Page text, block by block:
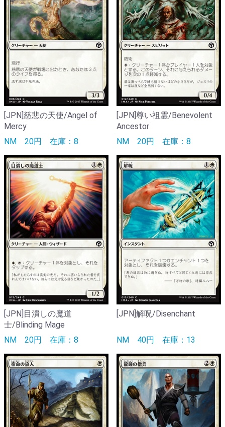
[JPN]慈悲の天使/Angel of
Mercy
NM 20円 在庫：8
[JPN]尊い祖霊/Benevolent
Ancestor
NM 20円 在庫：8
[JPN]目潰しの魔道
士/Blinding Mage
NM 20円 在庫：8
[JPN]解呪/Disenchant
NM 40円 在庫：13